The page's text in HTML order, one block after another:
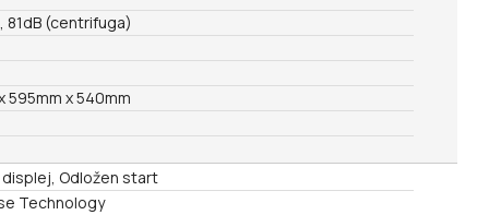
81dB (centrifuga)
595mm x 540mm
Odložen start
Technology